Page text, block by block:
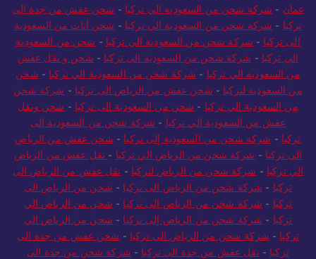
عمان - شركة شحن من السعودية الي تركيا - شحن عفش من جدة الى
تركيا - شركة شحن من السعودية الي تركيا - شحن أثاث من السعودية
الى تركيا - شركة شحن من السعودية الي تركيا - شحن من السعودية
الي تركيا - شركة شحن من السعودية الى تركيا - شحن و نقل عفش
من السعودية الي تركيا - شركة شحن من السعودية الي تركيا - شحن
من السعودية لتركيا - شحن عفش من الرياض الى تركيا - شركة شحن
من السعودية الي تركيا - شحن من السعودية الى تركيا - شحن ونقل
عفش من السعودية الي تركيا - شركة شحن من السعودية الى
تركيا - شركة شحن من السعودية إلى تركيا - شحن عفش من الرياض
الى تركيا - شركة شحن من الرياض الي تركيا - نقل عفش من الرياض
الي تركيا - شركة شحن من الرياض لتركيا - نقل عفش من الرياض الى
تركيا - شركة شحن من الرياض الى تركيا - شحن من الرياض الى
تركيا - شركة شحن من الرياض الى تركيا - شحن من الرياض الي
تركيا - شركة شحن من الرياض إلى تركيا - شحن من الرياض الي
تركيا - شركة شحن من الرياض الي تركيا - شحن عفش من جدة الى
تركيا - نقل عفش من جدة الى تركيا - شركة شحن من جدة الى